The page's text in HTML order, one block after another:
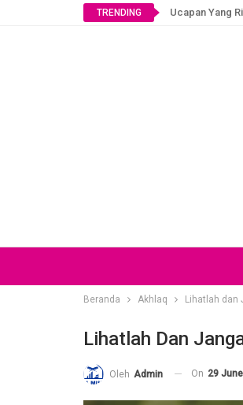
TRENDING Ucapan Yang
Beranda Akhlaq Lihatlah dan
Lihatlah Dan
Oleh Admin On 29